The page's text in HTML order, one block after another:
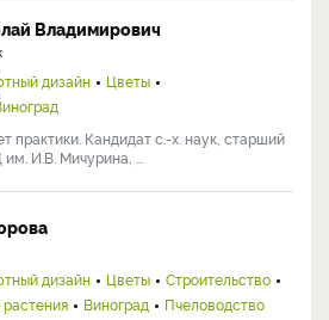
Владимирович
дизайн
Цветы
практики. Кандидат с.-х. наук, старший
И.В. Мичурина, ...
дизайн Цветы
Строительство
Виноград
Пчеловодство